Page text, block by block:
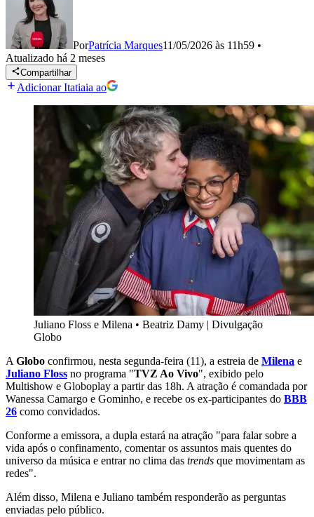
PorPatrícia Marques11/05/2026 às 11h59 •
Atualizado há 2 meses
Compartilhar
Adicionar Itatiaia ao
Juliano Floss e Milena • Beatriz Damy | Divulgação
Globo
A Globo confirmou, nesta segunda-feira (11), a estreia de Milena e
Juliano Floss no programa "TVZ Ao Vivo", exibido pelo
Multishow e Globoplay a partir das 18h. A atração é comandada por
Wanessa Camargo e Gominho, e recebe os ex-participantes do BBB
26 como convidados.
Conforme a emissora, a dupla estará na atração "para falar sobre a
vida após o confinamento, comentar os assuntos mais quentes do
universo da música e entrar no clima das trends que movimentam as
redes".
Além disso, Milena e Juliano também responderão as perguntas
enviadas pelo público.